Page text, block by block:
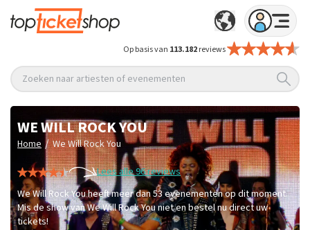
Op basis van 113.182reviews
Zoeken naar artiesten of evenementen
WE WILL ROCK YOU
Home / We Will Rock You
Lees alle 96 reviews
We Will Rock You heeft meer dan 53 evenementen op dit moment.
Mis de show van We Will Rock You niet en bestel nu direct uw
tickets!